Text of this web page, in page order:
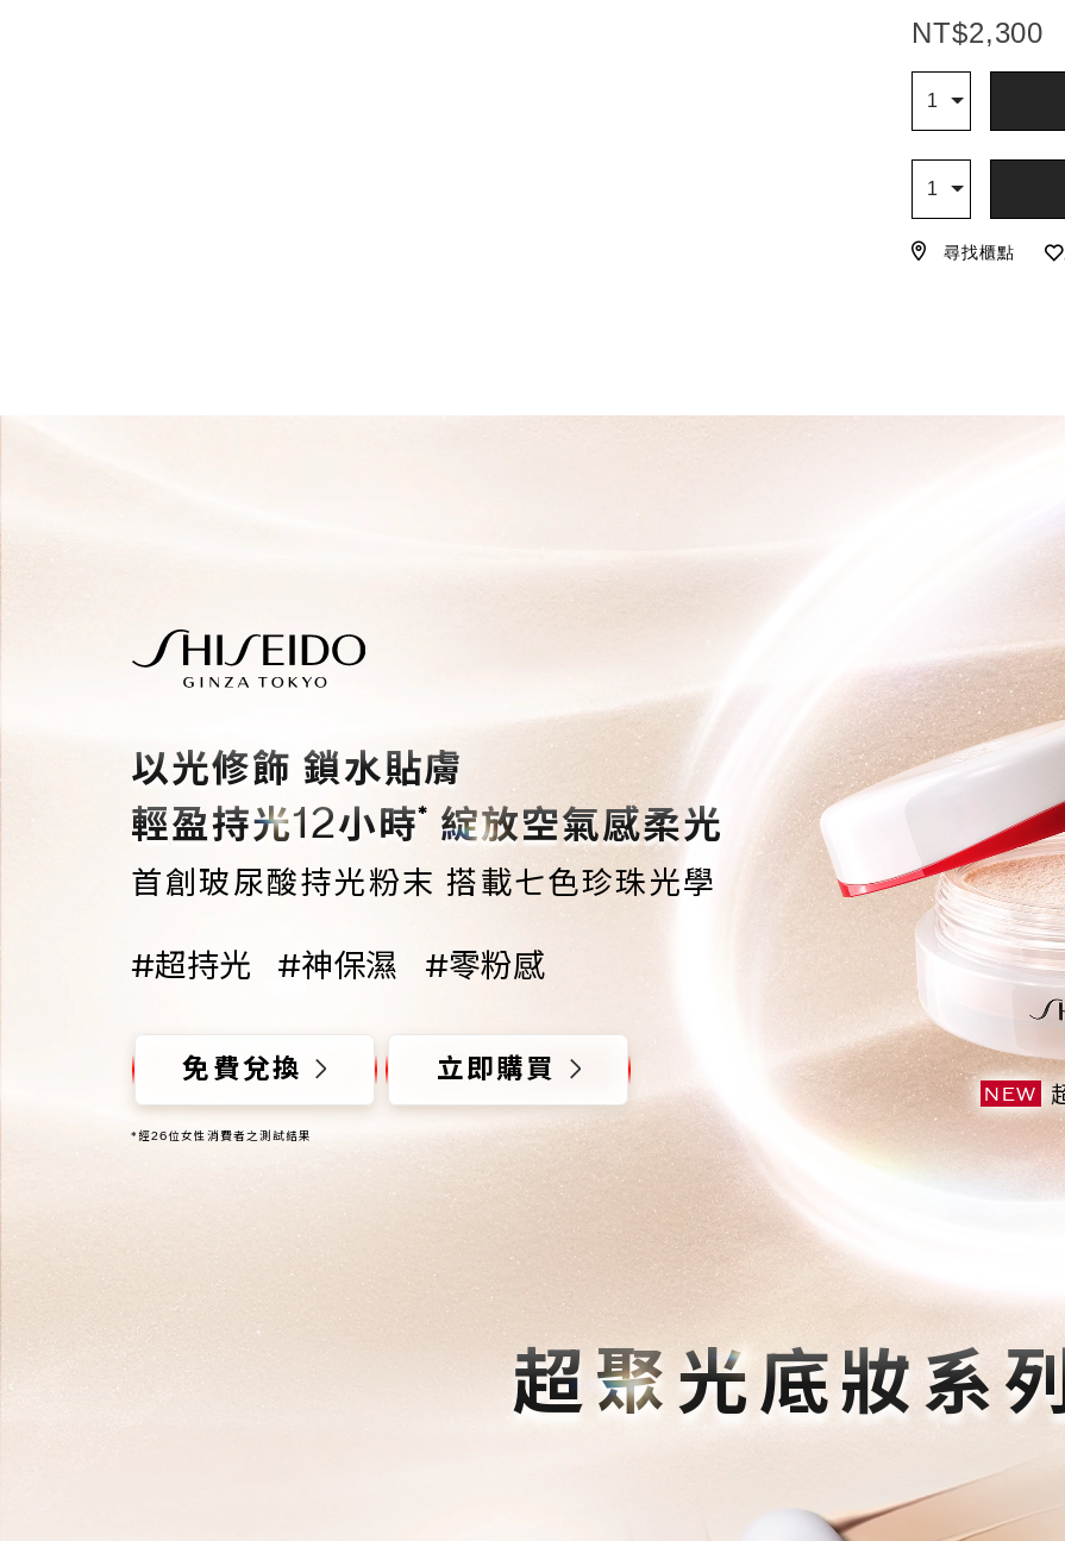
NT$2,300
入
購
物
車
品
操
作
1
1
尋找櫃點
以光修飾 鎖水貼膚
輕盈持光12小時* 綻放空氣感柔光
首創玻尿酸持光粉末 搭載七色珍珠光學
#超持光 #神保濕 #零粉感
免費兌換 立即購買
*經26位女性消費者之測試結果
NEW
超聚光底妝系